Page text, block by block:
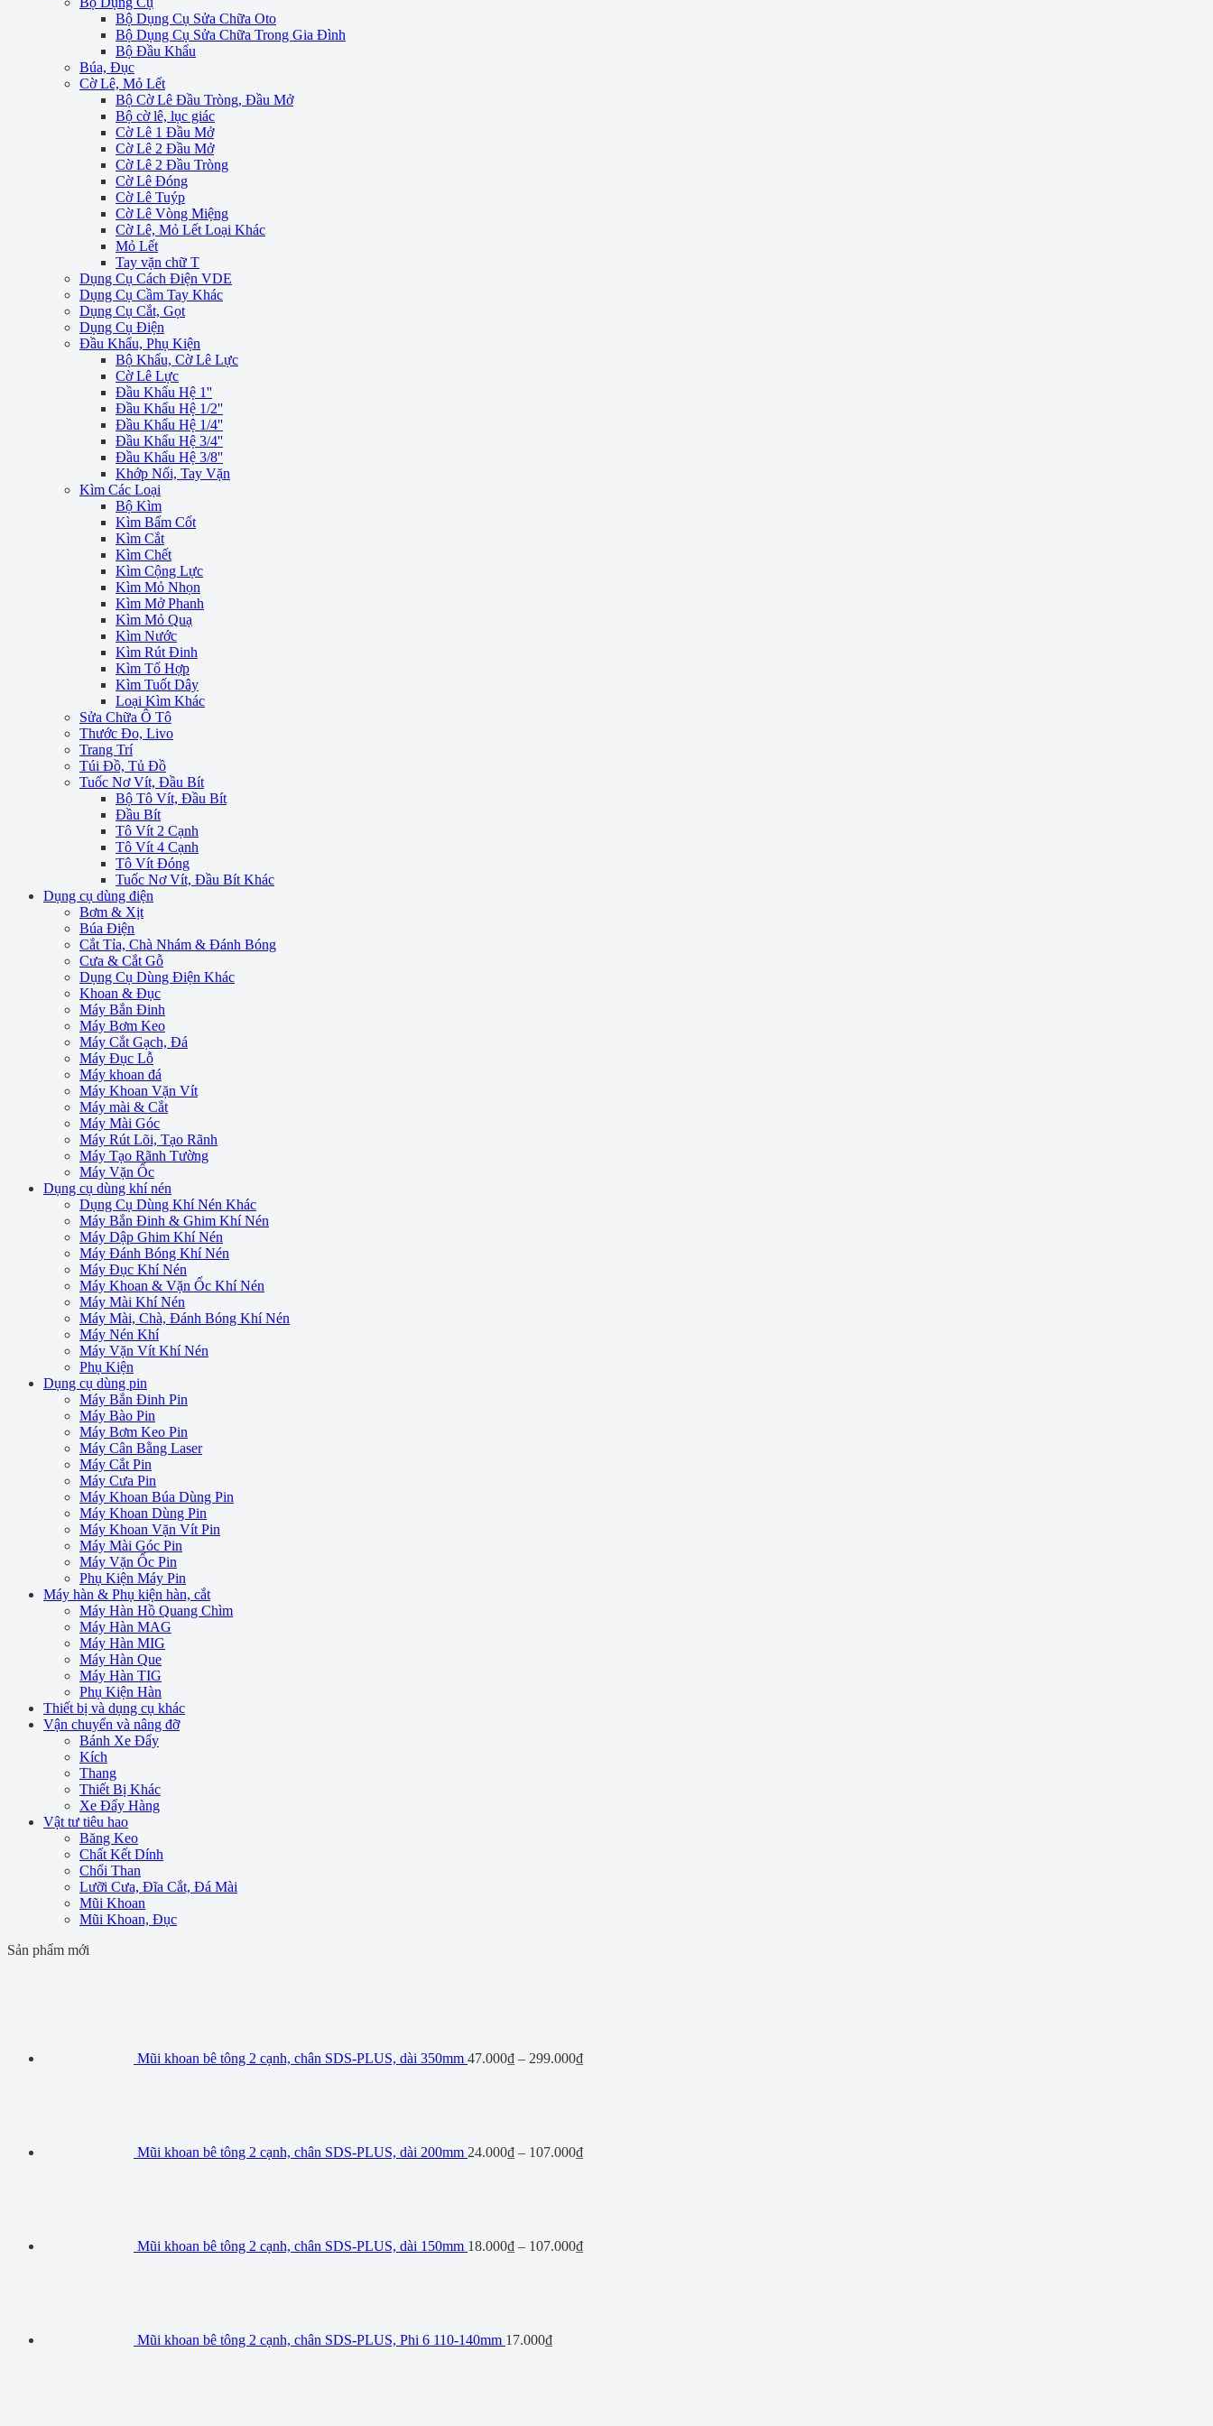
Bộ Dụng Cụ Sửa Chữa Oto
Bộ Dụng Cụ Sửa Chữa Trong Gia Đình
Bộ Đầu Khẩu
Búa, Đục
Cờ Lê, Mỏ Lết
Bộ Cờ Lê Đầu Tròng, Đầu Mở
Bộ cờ lê, lục giác
Cờ Lê 1 Đầu Mở
Cờ Lê 2 Đầu Mở
Cờ Lê 2 Đầu Tròng
Cờ Lê Đóng
Cờ Lê Tuýp
Cờ Lê Vòng Miệng
Cờ Lê, Mỏ Lết Loại Khác
Mỏ Lết
Tay vặn chữ T
Dụng Cụ Cách Điện VDE
Dụng Cụ Cầm Tay Khác
Dụng Cụ Cắt, Gọt
Dụng Cụ Điện
Đầu Khẩu, Phụ Kiện
Bộ Khẩu, Cờ Lê Lực
Cờ Lê Lực
Đầu Khẩu Hệ 1''
Đầu Khẩu Hệ 1/2''
Đầu Khẩu Hệ 1/4''
Đầu Khẩu Hệ 3/4''
Đầu Khẩu Hệ 3/8''
Khớp Nối, Tay Vặn
Kìm Các Loại
Bộ Kìm
Kìm Bấm Cốt
Kìm Cắt
Kìm Chết
Kìm Cộng Lực
Kìm Mỏ Nhọn
Kìm Mở Phanh
Kìm Mỏ Quạ
Kìm Nước
Kìm Rút Đinh
Kìm Tổ Hợp
Kìm Tuốt Dây
Loại Kìm Khác
Sửa Chữa Ô Tô
Thước Đo, Livo
Trang Trí
Túi Đồ, Tủ Đồ
Tuốc Nơ Vít, Đầu Bít
Bộ Tô Vít, Đầu Bít
Đầu Bít
Tô Vít 2 Cạnh
Tô Vít 4 Cạnh
Tô Vít Đóng
Tuốc Nơ Vít, Đầu Bít Khác
Dụng cụ dùng điện
Bơm & Xịt
Búa Điện
Cắt Tỉa, Chà Nhám & Đánh Bóng
Cưa & Cắt Gỗ
Dụng Cụ Dùng Điện Khác
Khoan & Đục
Máy Bắn Đinh
Máy Bơm Keo
Máy Cắt Gạch, Đá
Máy Đục Lỗ
Máy khoan đá
Máy Khoan Vặn Vít
Máy mài & Cắt
Máy Mài Góc
Máy Rút Lõi, Tạo Rãnh
Máy Tạo Rãnh Tường
Máy Vặn Ốc
Dụng cụ dùng khí nén
Dụng Cụ Dùng Khí Nén Khác
Máy Bắn Đinh & Ghim Khí Nén
Máy Dập Ghim Khí Nén
Máy Đánh Bóng Khí Nén
Máy Đục Khí Nén
Máy Khoan & Vặn Ốc Khí Nén
Máy Mài Khí Nén
Máy Mài, Chà, Đánh Bóng Khí Nén
Máy Nén Khí
Máy Vặn Vít Khí Nén
Phụ Kiện
Dụng cụ dùng pin
Máy Bắn Đinh Pin
Máy Bào Pin
Máy Bơm Keo Pin
Máy Cân Bằng Laser
Máy Cắt Pin
Máy Cưa Pin
Máy Khoan Búa Dùng Pin
Máy Khoan Dùng Pin
Máy Khoan Vặn Vít Pin
Máy Mài Góc Pin
Máy Vặn Ốc Pin
Phụ Kiện Máy Pin
Máy hàn & Phụ kiện hàn, cắt
Máy Hàn Hồ Quang Chìm
Máy Hàn MAG
Máy Hàn MIG
Máy Hàn Que
Máy Hàn TIG
Phụ Kiện Hàn
Thiết bị và dụng cụ khác
Vận chuyển và nâng đỡ
Bánh Xe Đẩy
Kích
Thang
Thiết Bị Khác
Xe Đẩy Hàng
Vật tư tiêu hao
Băng Keo
Chất Kết Dính
Chổi Than
Lưỡi Cưa, Đĩa Cắt, Đá Mài
Mũi Khoan
Mũi Khoan, Đục
Sản phẩm mới
Mũi khoan bê tông 2 cạnh, chân SDS-PLUS, dài 350mm 47.000₫ – 299.000₫
Mũi khoan bê tông 2 cạnh, chân SDS-PLUS, dài 200mm 24.000₫ – 107.000₫
Mũi khoan bê tông 2 cạnh, chân SDS-PLUS, dài 150mm 18.000₫ – 107.000₫
Mũi khoan bê tông 2 cạnh, chân SDS-PLUS, Phi 6 110-140mm 17.000₫